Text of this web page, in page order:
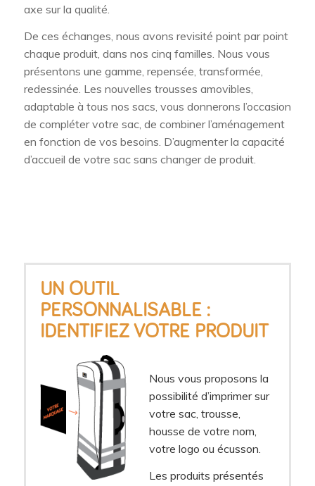
axe sur la qualité.
De ces échanges, nous avons revisité point par point
chaque produit, dans nos cinq familles. Nous vous
présentons une gamme, repensée, transformée,
redessinée. Les nouvelles trousses amovibles,
adaptable à tous nos sacs, vous donnerons l’occasion
de compléter votre sac, de combiner l’aménagement
en fonction de vos besoins. D’augmenter la capacité
d’accueil de votre sac sans changer de produit.
UN OUTIL
PERSONNALISABLE :
IDENTIFIEZ VOTRE PRODUIT
Nous vous proposons la
possibilité d’imprimer sur
votre sac, trousse,
housse de votre nom,
votre logo ou écusson.
Les produits présentés